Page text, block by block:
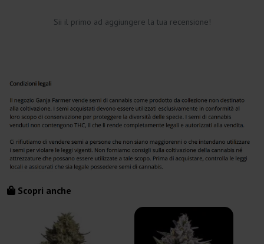
Sii il primo ad aggiungere la tua recensione!
Scopri anche